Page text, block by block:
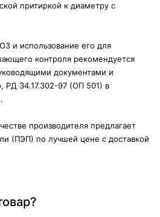
притиркой к диаметру с
и использование его для
контроля рекомендуется
документами и
РД 34.17.302-97 (ОП 501) в
производителя предлагает
(ПЭП) по лучшей цене с доставкой